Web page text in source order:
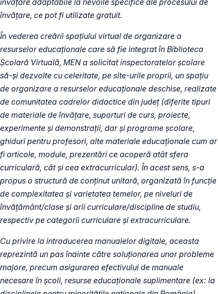
învățare, ce pot fi utilizate gratuit.
În vederea creării spațiului virtual de organizare a
resurselor educaționale care să fie integrat în Biblioteca
Școlară Virtuală, MEN a solicitat inspectoratelor școlare
să-și dezvolte cu celeritate, pe site-urile proprii, un spațiu
de organizare a resurselor educaționale deschise, realizate
de comunitatea cadrelor didactice din județ (diferite tipuri
de materiale de învățare, suporturi de curs, proiecte,
experimente și demonstrații, dar și programe școlare,
ghiduri pentru profesori, alte materiale educaționale cum ar
fi articole, module, prezentări ce acoperă atât sfera
curriculară, cât și cea extracurricular). În acest sens, s-a
propus o structură de conținut unitară, organizată în funcție
de complexitatea și varietatea temelor, pe niveluri de
învățământ/clase și arii curriculare/discipline de studiu,
respectiv pe categorii curriculare și extracurriculare.
Cu privire la introducerea manualelor digitale, aceasta
reprezintă un pas înainte către soluționarea unor probleme
majore, precum asigurarea efectivului de manuale
necesare în școli, resurse educaționale suplimentare (ex: la